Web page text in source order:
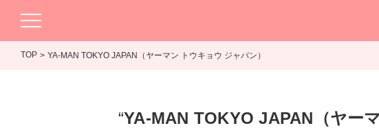
TOP YA-MAN TOKYO JAPAN（ヤーマン トウキョウ ジャパン）
“YA-MAN TOKYO JAPAN（ヤー